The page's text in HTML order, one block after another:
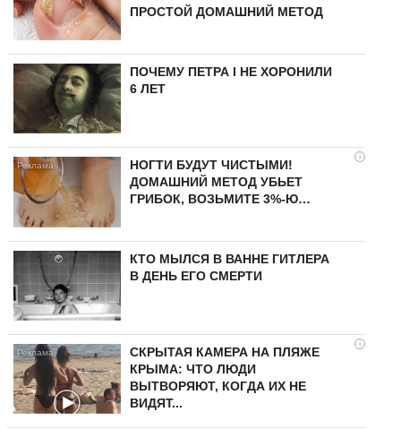
ПРОСТОЙ ДОМАШНИЙ МЕТОД
ПОЧЕМУ ПЕТРА I НЕ ХОРОНИЛИ
6 ЛЕТ
i
НОГТИ БУДУТ ЧИСТЫМИ!
ДОМАШНИЙ МЕТОД УБЬЕТ
ГРИБОК, ВОЗЬМИТЕ 3%-Ю…
КТО МЫЛСЯ В ВАННЕ ГИТЛЕРА
В ДЕНЬ ЕГО СМЕРТИ
i
СКРЫТАЯ КАМЕРА НА ПЛЯЖЕ
КРЫМА: ЧТО ЛЮДИ
ВЫТВОРЯЮТ, КОГДА ИХ НЕ
ВИДЯТ...